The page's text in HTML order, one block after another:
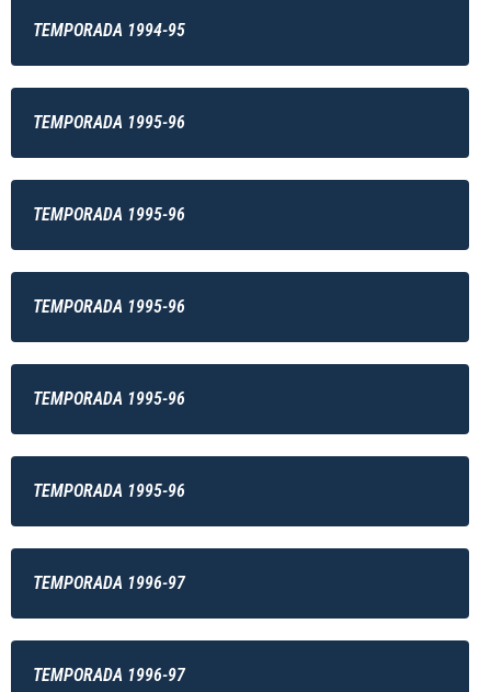
TEMPORADA 1994-95
TEMPORADA 1995-96
TEMPORADA 1995-96
TEMPORADA 1995-96
TEMPORADA 1995-96
TEMPORADA 1995-96
TEMPORADA 1996-97
TEMPORADA 1996-97